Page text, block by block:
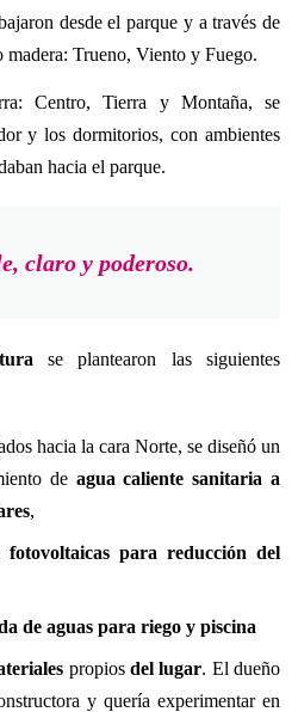
desde el parque y a través de
madera: Trueno, Viento y Fuego.
Centro, Tierra y Montaña, se
y los dormitorios, con ambientes
hacia el parque.
claro y poderoso.
se plantearon las siguientes
hacia la cara Norte, se diseñó un
de agua caliente sanitaria a
,
fotovoltaicas para reducción del
de aguas para riego y piscina
propios del lugar. El dueño
y quería experimentar en